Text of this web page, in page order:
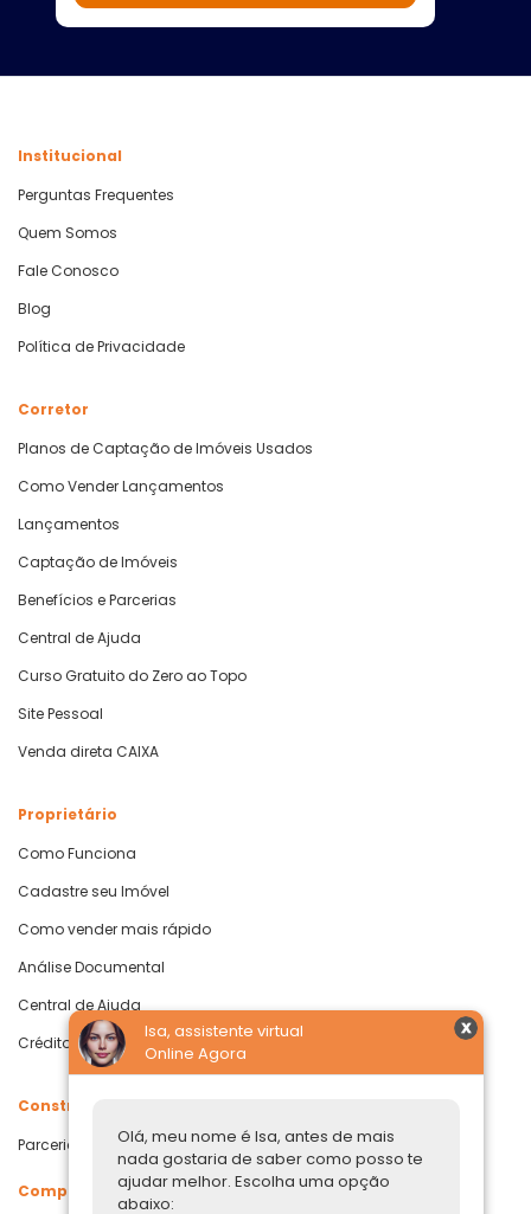
Isa, assistente virtual
Online Agora
Olá, meu nome é Isa, antes de mais
nada gostaria de saber como posso te
ajudar melhor. Escolha uma opção
abaixo:
Institucional
Perguntas Frequentes
Quem Somos
Fale Conosco
Blog
Política de Privacidade
Corretor
Planos de Captação de Imóveis Usados
Como Vender Lançamentos
Lançamentos
Captação de Imóveis
Benefícios e Parcerias
Central de Ajuda
Curso Gratuito do Zero ao Topo
Site Pessoal
Venda direta CAIXA
Proprietário
Como Funciona
Cadastre seu Imóvel
Como vender mais rápido
Análise Documental
Central de Ajuda
Crédito com Garantia de Imóvel
Construtoras
Parcerias Imobiliárias
Comprar ou alugar